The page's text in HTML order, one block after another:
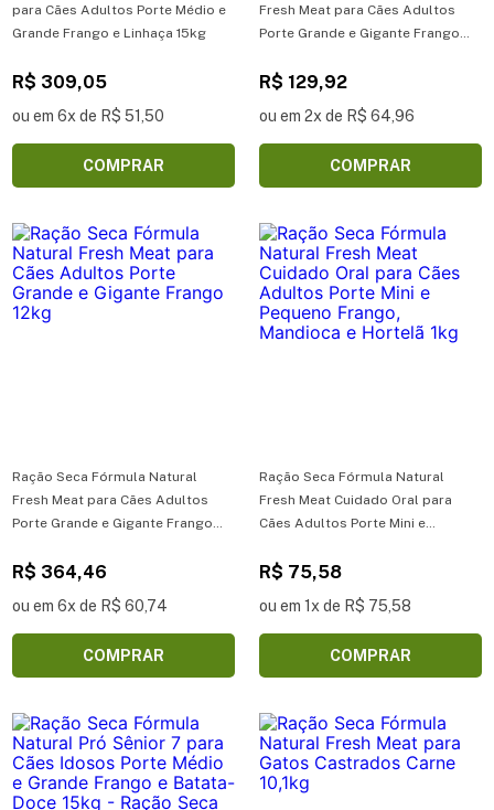
para Cães Adultos Porte Médio e
Grande Frango e Linhaça 15kg
R$ 309,05
ou em 6x de R$ 51,50
COMPRAR
Fresh Meat para Cães Adultos
Porte Grande e Gigante Frango
R$ 129,92
ou em 2x de R$ 64,96
COMPRAR
Ração Seca Fórmula Natural
Fresh Meat para Cães Adultos
Porte Grande e Gigante Frango
R$ 364,46
ou em 6x de R$ 60,74
COMPRAR
Ração Seca Fórmula Natural
Fresh Meat Cuidado Oral para
Cães Adultos Porte Mini e
Hortelã 1kg
R$ 75,58
ou em 1x de R$ 75,58
COMPRAR